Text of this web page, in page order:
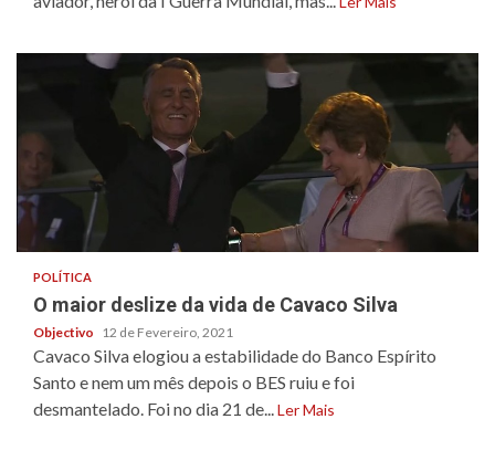
POLÍTICA
O maior deslize da vida de Cavaco Silva
Objectivo 12 de Fevereiro, 2021
Cavaco Silva elogiou a estabilidade do Banco Espírito
Santo e nem um mês depois o BES ruiu e foi
desmantelado. Foi no dia 21 de...Ler Mais